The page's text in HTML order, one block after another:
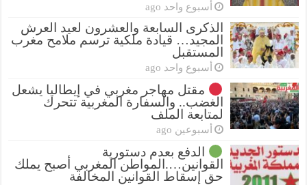
أسبوع واحد ago
الذكرى السابعة والعشرون لعيد العرش
المجيد… قيادة ملكية ترسم ملامح مغرب
المستقبل
أسبوع واحد ago
مقتل مهاجر مغربي في إيطاليا يشعل
الغضب.. والسفارة المغربية تتحرك
لمتابعة الملف
أسبوعين ago
الدفع بعدم دستورية
القوانين….المواطن المغربي أصبح يملك
حق إسقاط القوانين المخالفة